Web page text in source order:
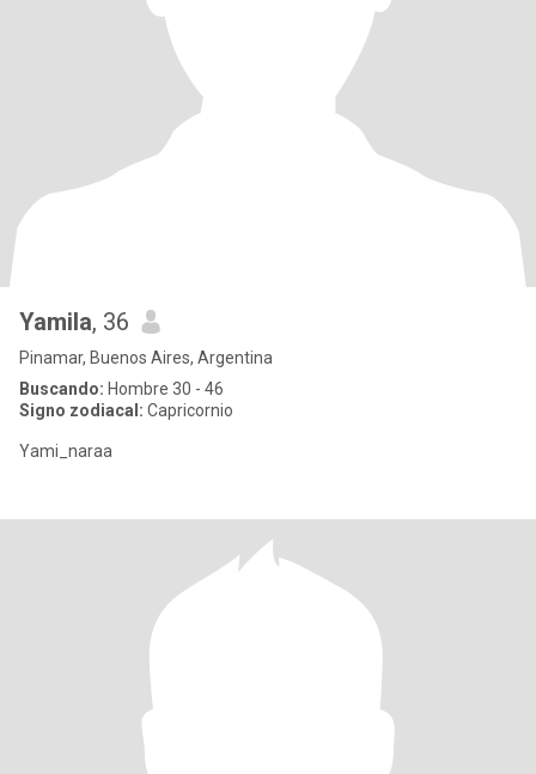
Yamila, 36
Pinamar, Buenos Aires, Argentina
Buscando: Hombre 30 - 46
Signo zodiacal: Capricornio
Yami_naraa